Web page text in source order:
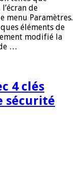
de
menu Paramètres.
éléments de
modifié la
…
4 clés
sécurité